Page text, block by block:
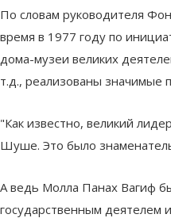
По словам руководителя
время в 1977 году по
дома-музеи великих
т.д., реализованы значимые
"Как известно, великий
Шуше. Это было
А ведь Молла Панах Вагиф
государственным деятелем